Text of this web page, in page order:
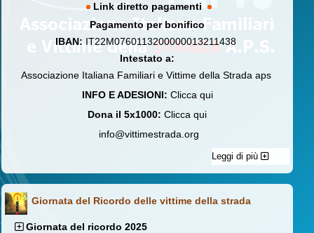
Link diretto pagamenti
Pagamento per bonifico
IBAN: IT22M0760113200000013211438
Intestato a:
Associazione Italiana Familiari e Vittime della Strada aps
INFO E ADESIONI: Clicca qui
Dona il 5x1000: Clicca qui
info@vittimestrada.org
Leggi di più
Giornata del Ricordo delle vittime della strada
Giornata del ricordo 2025